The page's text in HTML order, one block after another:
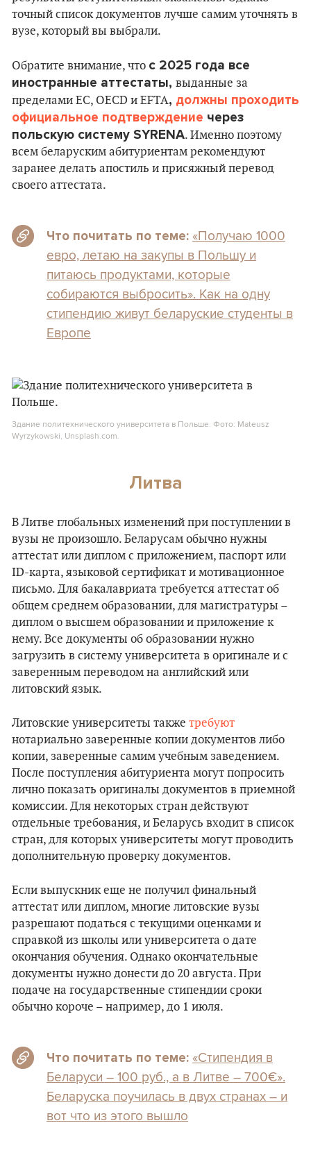
точный список документов лучше самим уточнять в
вузе, который вы выбрали.
Обратите внимание, что с 2025 года все
иностранные аттестаты, выданные за
пределами ЕС, OECD и EFTA, должны проходить
официальное подтверждение через
польскую систему SYRENA. Именно поэтому
всем беларуским абитуриентам рекомендуют
заранее делать апостиль и присяжный перевод
своего аттестата.
Что почитать по теме: «Получаю 1000
евро, летаю на закупы в Польшу и
питаюсь продуктами, которые
собираются выбросить». Как на одну
стипендию живут беларуские студенты в
Европе
Здание политехнического университета в Польше. Фото: Mateusz
Wyrzykowski, Unsplash.com.
Литва
В Литве глобальных изменений при поступлении в
вузы не произошло. Беларусам обычно нужны
аттестат или диплом с приложением, паспорт или
ID-карта, языковой сертификат и мотивационное
письмо. Для бакалавриата требуется аттестат об
общем среднем образовании, для магистратуры –
диплом о высшем образовании и приложение к
нему. Все документы об образовании нужно
загрузить в систему университета в оригинале и с
заверенным переводом на английский или
литовский язык.
Литовские университеты также требуют
нотариально заверенные копии документов либо
копии, заверенные самим учебным заведением.
После поступления абитуриента могут попросить
лично показать оригиналы документов в приемной
комиссии. Для некоторых стран действуют
отдельные требования, и Беларусь входит в список
стран, для которых университеты могут проводить
дополнительную проверку документов.
Если выпускник еще не получил финальный
аттестат или диплом, многие литовские вузы
разрешают податься с текущими оценками и
справкой из школы или университета о дате
окончания обучения. Однако окончательные
документы нужно донести до 20 августа. При
подаче на государственные стипендии сроки
обычно короче – например, до 1 июля.
Что почитать по теме: «Стипендия в
Беларуси – 100 руб., а в Литве – 700€».
Беларуска поучилась в двух странах – и
вот что из этого вышло